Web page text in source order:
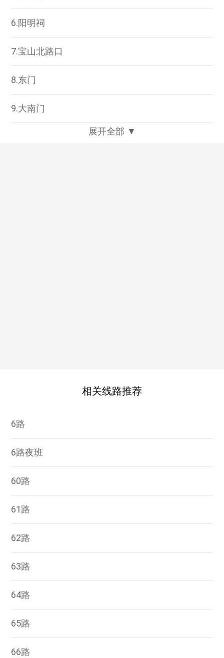
6.阳明祠
7.宝山北路口
8.东门
9.大南门
展开全部 ▼
相关线路推荐
6路
6路夜班
60路
61路
62路
63路
64路
65路
66路